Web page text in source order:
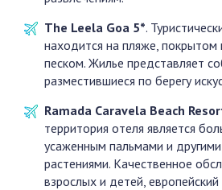
The Leela Goa 5*.
находится на пляже,
песком. Жилье представляет
разместившиеся по берегу
Ramada Caravela Beach
территория отеля является
усаженным пальмами и
растениями. Качественное
взрослых и детей,